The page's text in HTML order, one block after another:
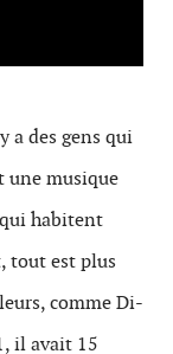
a des gens qui
une musique
habitent
tout est plus
comme Di-
il avait 15